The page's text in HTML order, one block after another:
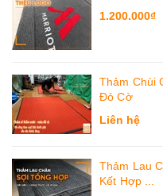
1.200.000₫
Thảm Chùi
Đỏ Cờ
Liên hệ
Thảm Lau
Kết Hợp ...